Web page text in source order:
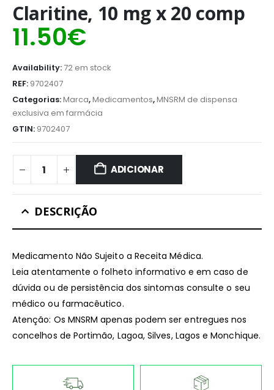
Claritine, 10 mg x 20 comp
11.50€
Availability: 72 em stock
REF: 9702407
Categorias:Marca,Medicamentos,MNSRM de dispensa
exclusiva em farmácia
GTIN: 9702407
ADICIONAR
DESCRIÇÃO
Medicamento Não Sujeito a Receita Médica.
Leia atentamente o folheto informativo e em caso de
dúvida ou de persistência dos sintomas consulte o seu
médico ou farmacêutico.
Atenção: Os MNSRM apenas podem ser entregues nos
concelhos de Portimão, Lagoa, Silves, Lagos e Monchique.